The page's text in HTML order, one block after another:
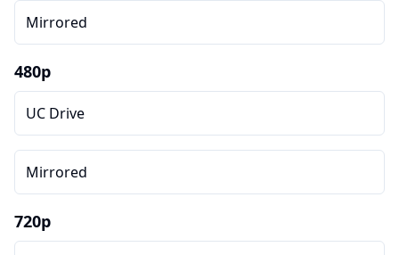
Mirrored
480p
UC Drive
Mirrored
720p